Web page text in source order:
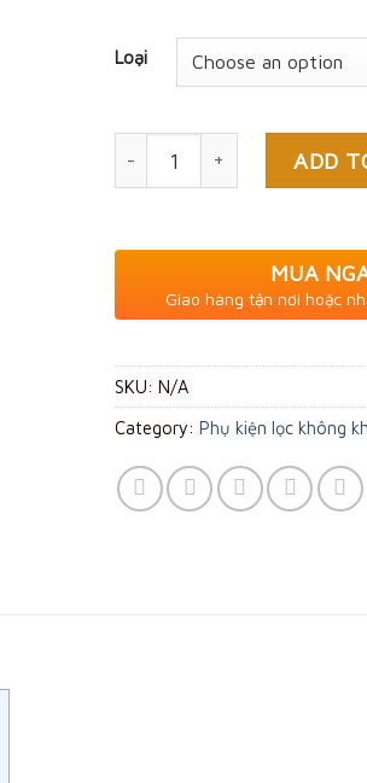
Loại
ADD
MUA
Giao hàng tận nơi hoặc
SKU: N/A
Category: Phụ kiện lọc không